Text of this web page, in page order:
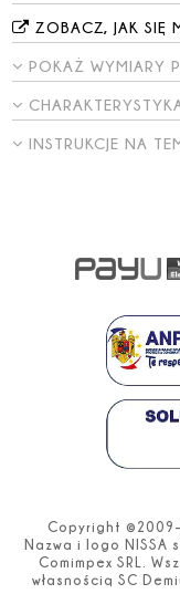
ZOBACZ, JAK SIĘ
POKAŻ WYMIARY
INSTRUKCJE NA
Copyright
Nazwa i logo NISSA
Comimpex SRL.
własnością SC